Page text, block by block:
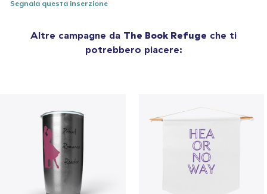
Segnala questa inserzione
Altre campagne da The Book Refuge che ti
potrebbero piacere: